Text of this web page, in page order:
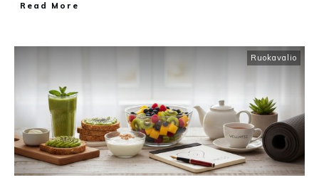
Read More
Ruokavalio